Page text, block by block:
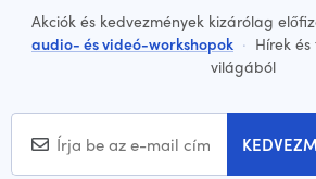
Akciók és kedvezmények kizárólag
audio- és videó-workshopok · Hírek
világából